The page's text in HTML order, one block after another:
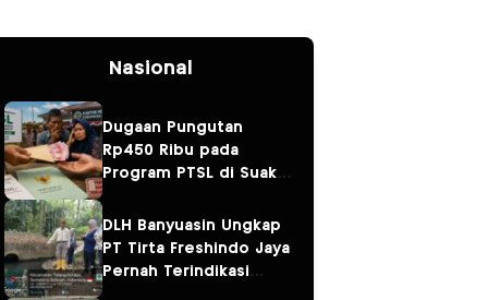
Nasional
Dugaan Pungutan
Rp450 Ribu pada
Program PTSL di Suak
Warga Khawatir Kasus
Sembawa Terulang
DLH Banyuasin Ungkap
PT Tirta Freshindo Jaya
Pernah Terindikasi